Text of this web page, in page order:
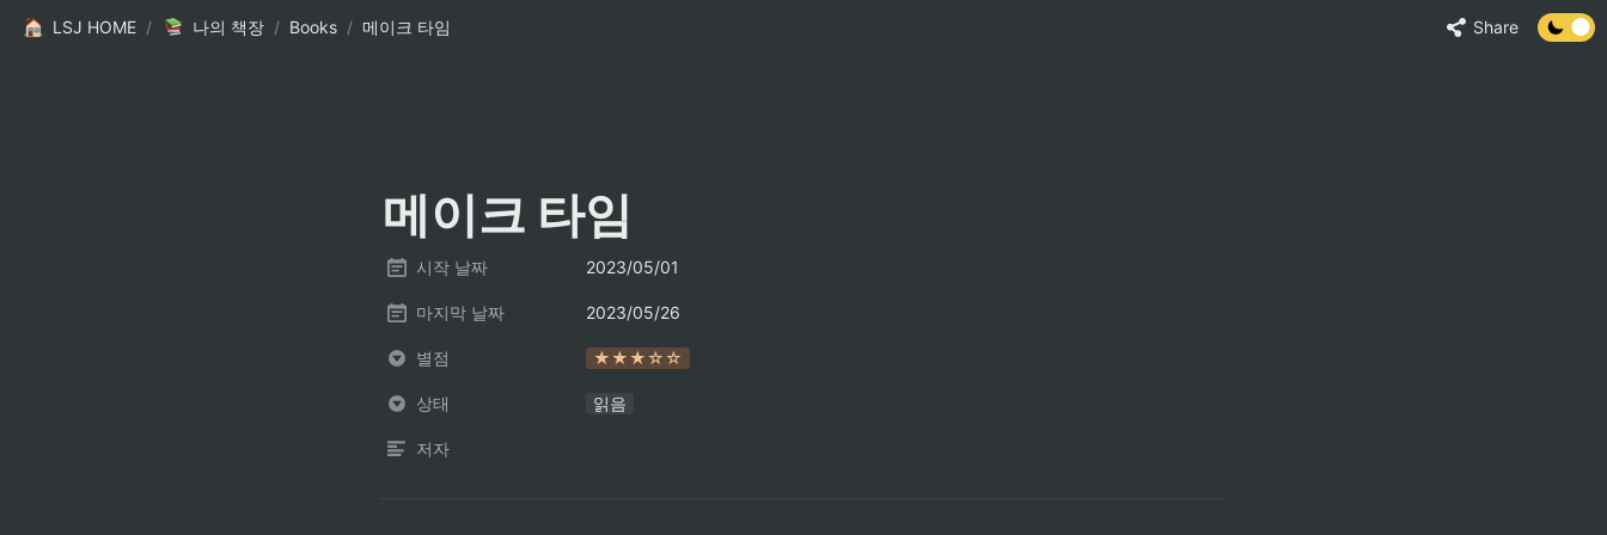
LSJ HOME / 나의 책장 / Books / 메이크 타임 Share
메이크 타임
시작 날짜 2023/05/01
마지막 날짜 2023/05/26
별점 ★★★☆☆
상태 읽음
저자